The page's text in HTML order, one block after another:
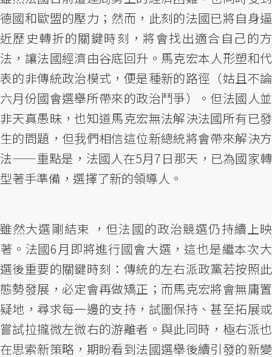
德國和歐盟的壓力；然而，此刻的法國已將自身逼
近歷史轉折的關鍵時刻，將會找出適合自己的方
法，讓法國經濟由谷底回升。馬克宏本人形塑和代
表的非傳統政治模式，便是種新的路徑（姑且不論
六月份國會選舉所帶來的政治鬥爭）。但法國人並
非天真愚昧，也知道馬克宏無法解決法國所有已發
生的問題，但我們相信這位新總統將會帶來解決方
法——重點是，法國人在5月7日那天，已為國家轉
型著手準備，選擇了新的領導人。
雖然大選剛結束 ，但法國的政治競選仍持續上映
著。法國6月即將進行國會大選，這也是繼本次大
選後重要的關鍵時刻：傳統的左右派政黨若按照此
態勢發展，必定會再做矯正；而馬克宏將會無庸置
疑地，尋求每一邊的支持，試圖保持、甚至拓展或
嘗試拉攏微左微右的游離者。與此同時，極右派也
在思索新策略，期盼看到法國選舉後續引發的新變